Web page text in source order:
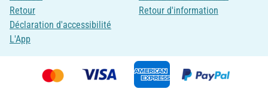
Retour
Déclaration d'accessibilité
L'App
Retour d'information